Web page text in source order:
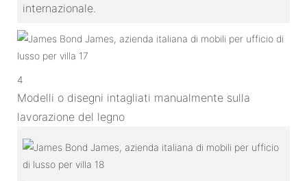
internazionale.
4
Modelli o disegni intagliati manualmente sulla
lavorazione del legno